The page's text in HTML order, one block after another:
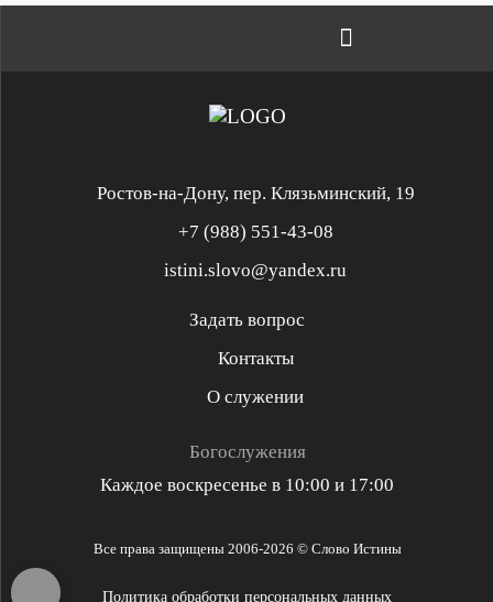
Библейская школа.
Душепопечение
Служение «Слово Истины»
Служение «Слово Истины»
Служение «Слово Истины»
Разъяснительная проповедь
Библейские решения
Служение «Слово Истины»
Проповедь стих за стихом
Ростов-на-Дону, пер. Клязьминский, 19
+7 (988) 551-43-08
istini.slovo@yandex.ru
Все права защищены 2006-2026 © Слово Истины
Задать вопрос
Контакты
О служении
Богослужения
Каждое воскресенье в 10:00 и 17:00
Политика обработки персональных данных